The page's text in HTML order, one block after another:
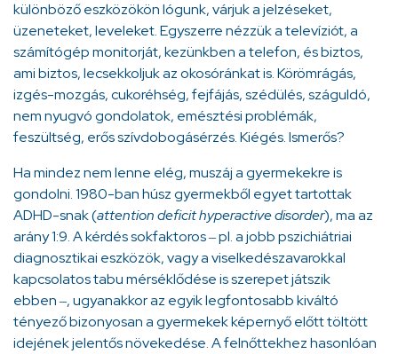
különböző eszközökön lógunk, várjuk a jelzéseket,
üzeneteket, leveleket. Egyszerre nézzük a televíziót, a
számítógép monitorját, kezünkben a telefon, és biztos,
ami biztos, lecsekkoljuk az okosóránkat is. Körömrágás,
izgés-mozgás, cukoréhség, fejfájás, szédülés, száguldó,
nem nyugvó gondolatok, emésztési problémák,
feszültség, erős szívdobogásérzés. Kiégés. Ismerős?
Ha mindez nem lenne elég, muszáj a gyermekekre is
gondolni. 1980-ban húsz gyermekből egyet tartottak
ADHD-snak (attention deficit hyperactive disorder), ma az
arány 1:9. A kérdés sokfaktoros–pl. a jobb pszichiátriai
diagnosztikai eszközök, vagy a viselkedészavarokkal
kapcsolatos tabu mérséklődése is szerepet játszik
ebben –, ugyanakkor az egyik legfontosabb kiváltó
tényező bizonyosan a gyermekek képernyő előtt töltött
idejének jelentős növekedése. A felnőttekhez hasonlóan